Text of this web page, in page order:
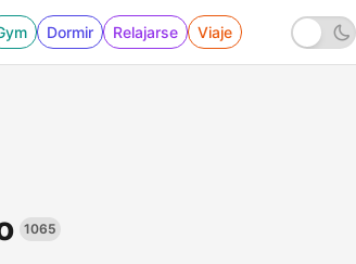
Dormir Relajarse Viaje
1065